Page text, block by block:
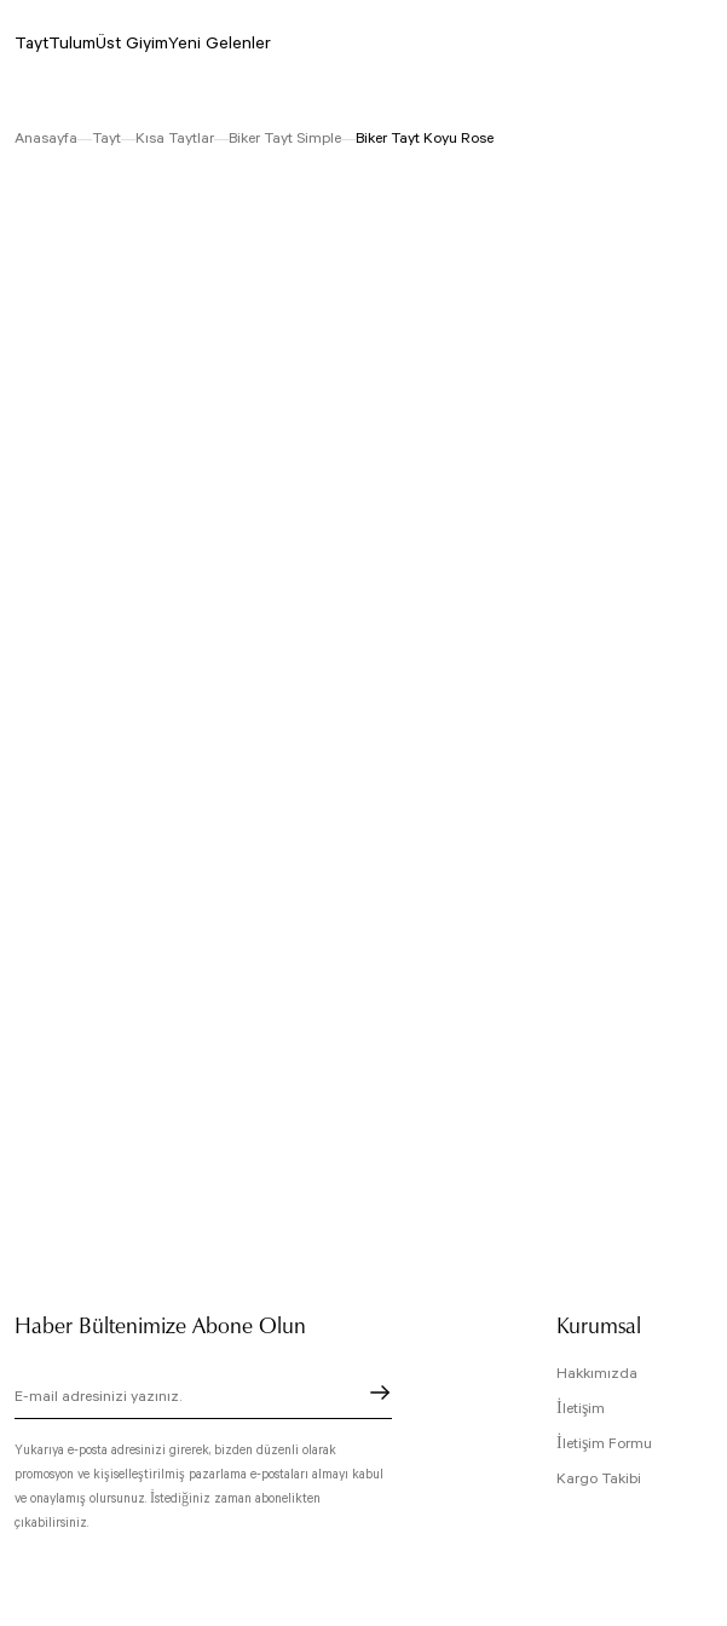
TaytTulumÜst GiyimYeni Gelenler
Anasayfa Tayt Kısa Taytlar Biker Tayt Simple Biker Tayt Koyu Rose
Haber Bültenimize Abone Olun
Yukarıya e-posta adresinizi girerek, bizden düzenli olarak
promosyon ve kişiselleştirilmiş pazarlama e-postaları almayı kabul
ve onaylamış olursunuz. İstediğiniz zaman abonelikten
çıkabilirsiniz.
Kurumsal
Hakkımızda
İletişim
İletişim Formu
Kargo Takibi